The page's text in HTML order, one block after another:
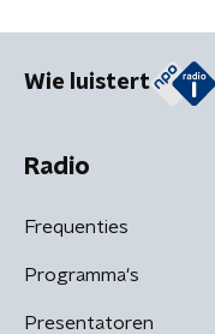
Wie luistert
Radio
Frequenties
Programma's
Presentatoren